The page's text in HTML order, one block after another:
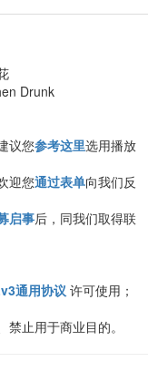
Drunk
议您参考这里选用播放
迎您通过表单向我们反
启事后，同我们取得联
通用协议 许可使用；
止用于商业目的。